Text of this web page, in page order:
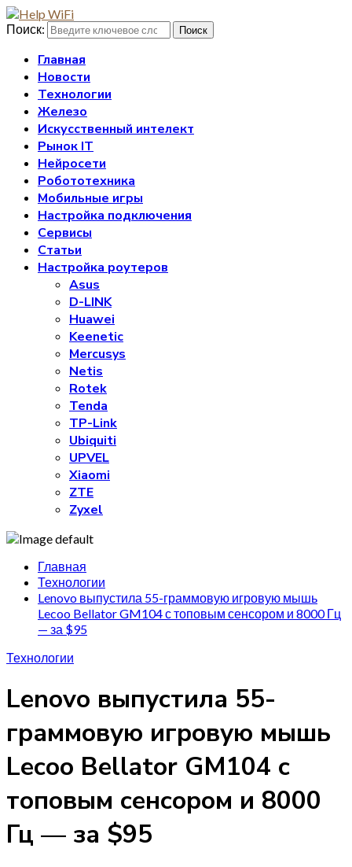
Поиск: Поиск
Главная
Новости
Технологии
Железо
Искусственный интелект
Рынок IT
Нейросети
Робототехника
Мобильные игры
Настройка подключения
Сервисы
Статьи
Настройка роутеров
Asus
D-LINK
Huawei
Keenetic
Mercusys
Netis
Rotek
Tenda
TP-Link
Ubiquiti
UPVEL
Xiaomi
ZTE
Zyxel
Главная
Технологии
Lenovo выпустила 55-граммовую игровую мышь
Lecoo Bellator GM104 с топовым сенсором и 8000 Гц
— за $95
Технологии
Lenovo выпустила 55-
граммовую игровую мышь
Lecoo Bellator GM104 с
топовым сенсором и 8000
Гц — за $95